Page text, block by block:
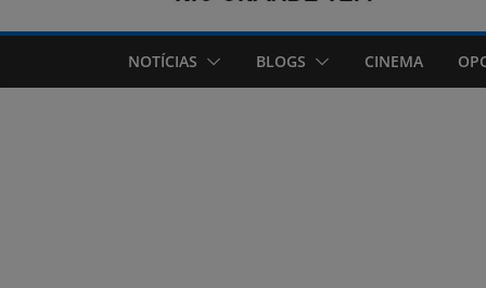
NOTÍCIAS
BLOGS CINEMA